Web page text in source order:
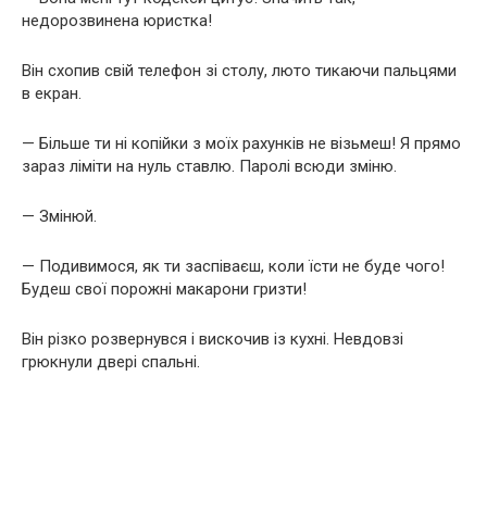
недорозвинена юристка!
Він схопив свій телефон зі столу, люто тикаючи пальцями
в екран.
— Більше ти ні копійки з моїх рахунків не візьмеш! Я прямо
зараз ліміти на нуль ставлю. Паролі всюди зміню.
— Змінюй.
— Подивимося, як ти заспіваєш, коли їсти не буде чого!
Будеш свої порожні макарони гризти!
Він різко розвернувся і вискочив із кухні. Невдовзі
грюкнули двері спальні.